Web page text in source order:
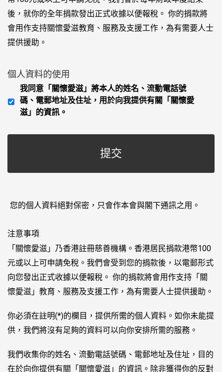
後，就你的全年捐款發出正式收據以便報稅。 你的捐款將
會用作支持關懷愛滋教育、服務及支援工作，為有需要人士
提供援助。
個人資料的使用
我同意「關懷愛滋」將本人的姓名、流動電話號
碼、電郵地址及住址，用於向我提供有關「關懷愛
滋」的資訊。
您的個人資料絕對保密，只會作本會與閣下通訊之用。
注意事項:
「關懷愛滋」乃香港註冊慈善機構。香港居民捐款港幣100
元或以上可申請免稅。我們會受到您的捐款後，以電郵形式
向您發出正式收據以便報稅。 你的捐款將會用作支持「關
懷愛滋」教育、服務及支援工作，為有需要人士提供援助。
你必須在註明(*)的欄目，提供所需的個人資料。如你未能提
供，我們將沒有足夠的資料可以向你安排所需的服務。
我們收集你的姓名、流動電話號碼、電郵地址及住址，目的
在於向你提供有關「關懷愛滋」的資訊。除非獲得你的反對